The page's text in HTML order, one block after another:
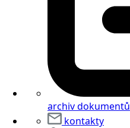
archiv dokumentů
kontakty